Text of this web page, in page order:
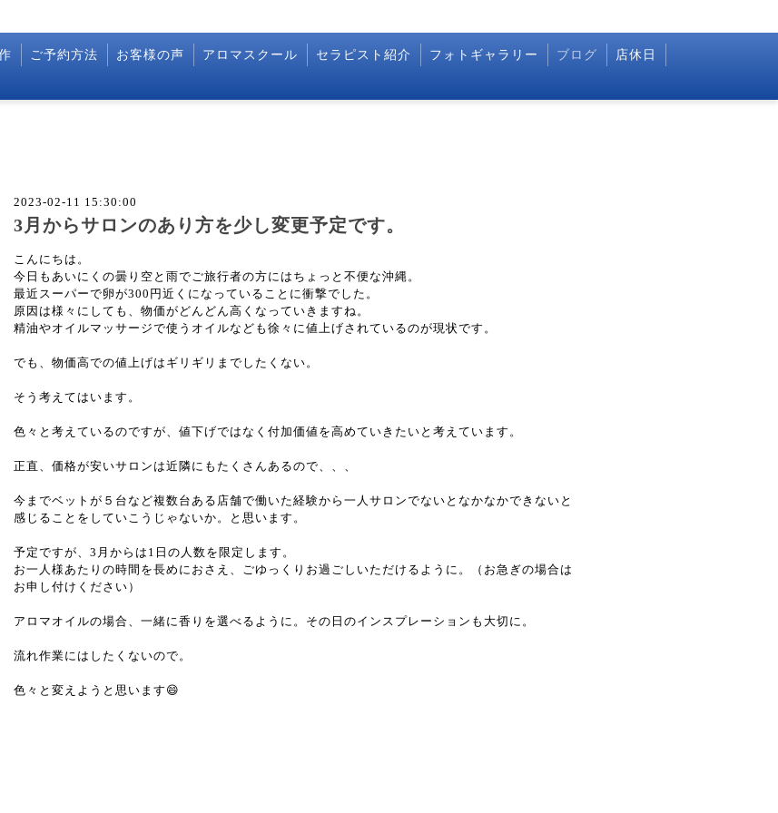
ご予約方法 お客様の声 アロマスクール セラピスト紹介 フォトギャラリー ブログ
店休日
2023-02-11 15:30:00
3月からサロンのあり方を少し変更予定です。
こんにちは。
今日もあいにくの曇り空と雨でご旅行者の方にはちょっと不便な沖縄。
最近スーパーで卵が300円近くになっていることに衝撃でした。
原因は様々にしても、物価がどんどん高くなっていきますね。
精油やオイルマッサージで使うオイルなども徐々に値上げされているのが現状です。
でも、物価高での値上げはギリギリまでしたくない。
そう考えてはいます。
色々と考えているのですが、値下げではなく付加価値を高めていきたいと考えています。
正直、価格が安いサロンは近隣にもたくさんあるので、、、
今までベットが５台など複数台ある店舗で働いた経験から一人サロンでないとなかなかできないと
感じることをしていこうじゃないか。と思います。
予定ですが、3月からは1日の人数を限定します。
お一人様あたりの時間を長めにおさえ、ごゆっくりお過ごしいただけるように。（お急ぎの場合は
お申し付けください）
アロマオイルの場合、一緒に香りを選べるように。その日のインスプレーションも大切に。
流れ作業にはしたくないので。
色々と変えようと思います😄